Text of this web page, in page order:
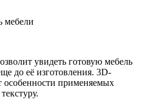
увидеть готовую мебель
до её изготовления. 3D-
особенности применяемых